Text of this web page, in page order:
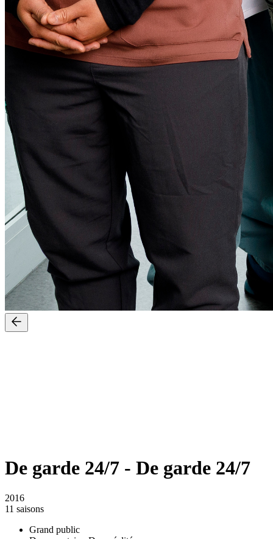
De garde 24/7 - De garde 24/7
2016
11 saisons
Grand public